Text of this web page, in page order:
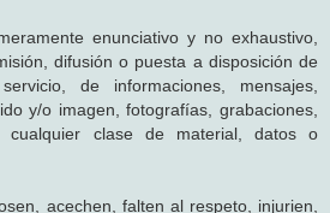
enunciativo y no exhaustivo,
difusión o puesta a disposición de
de informaciones, mensajes,
y/o imagen, fotografías, grabaciones,
cualquier clase de material, datos o
acechen, falten al respeto, injurien,